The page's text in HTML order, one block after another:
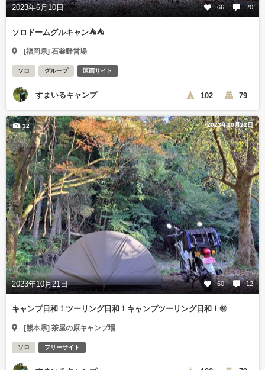
2023年6月10日 66 20
ソロドームグルキャン⛺⛺
[福岡県] 石釜野営場
ソロ グループ 区画サイト
すまいるキャンプ 102 79
2023年10月22日
2023年10月21日 60 12
32
キャンプ日和！ツーリング日和！キャンプツーリング日和！🌞
[熊本県] 茶屋の原キャンプ場
ソロ フリーサイト